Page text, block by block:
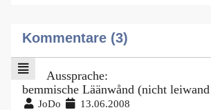
Kommentare (3)
Aussprache:
bemmische Läänwånd (nicht
JoDo 13.06.2008